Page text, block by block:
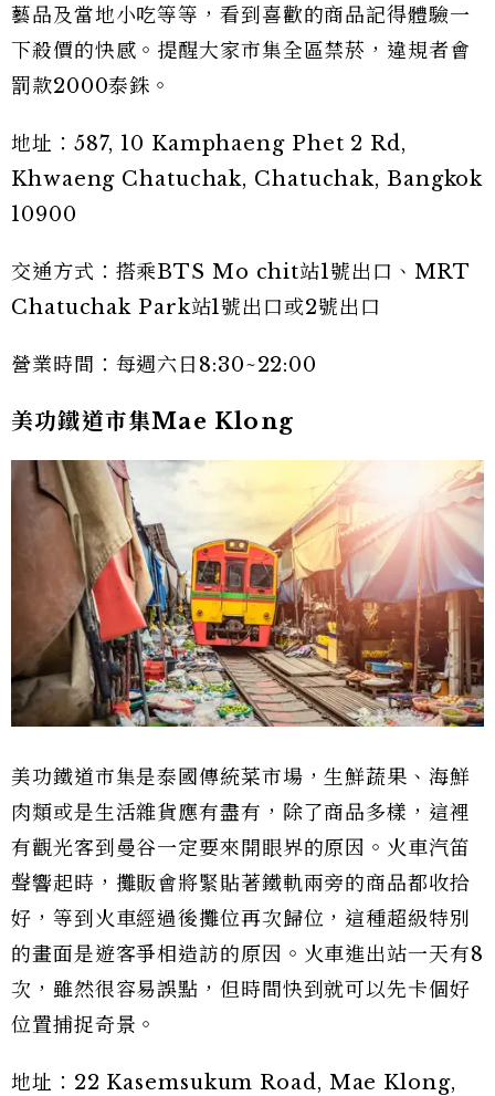
藝品及當地小吃等等，看到喜歡的商品記得體驗一
下殺價的快感。提醒大家市集全區禁菸，違規者會
罰款2000泰銖。
地址：587, 10 Kamphaeng Phet 2 Rd,
Khwaeng Chatuchak, Chatuchak, Bangkok
10900
交通方式：搭乘BTS Mo chit站1號出口、MRT
Chatuchak Park站1號出口或2號出口
營業時間：每週六日8:30~22:00
美功鐵道市集Mae Klong
美功鐵道市集是泰國傳統菜市場，生鮮蔬果、海鮮
肉類或是生活雜貨應有盡有，除了商品多樣，這裡
有觀光客到曼谷一定要來開眼界的原因。火車汽笛
聲響起時，攤販會將緊貼著鐵軌兩旁的商品都收拾
好，等到火車經過後攤位再次歸位，這種超級特別
的畫面是遊客爭相造訪的原因。火車進出站一天有8
次，雖然很容易誤點，但時間快到就可以先卡個好
位置捕捉奇景。
地址：22 Kasemsukum Road, Mae Klong,